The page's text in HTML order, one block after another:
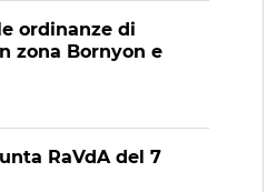
ordinanze di
zona Bornyon e
RaVdA del 7